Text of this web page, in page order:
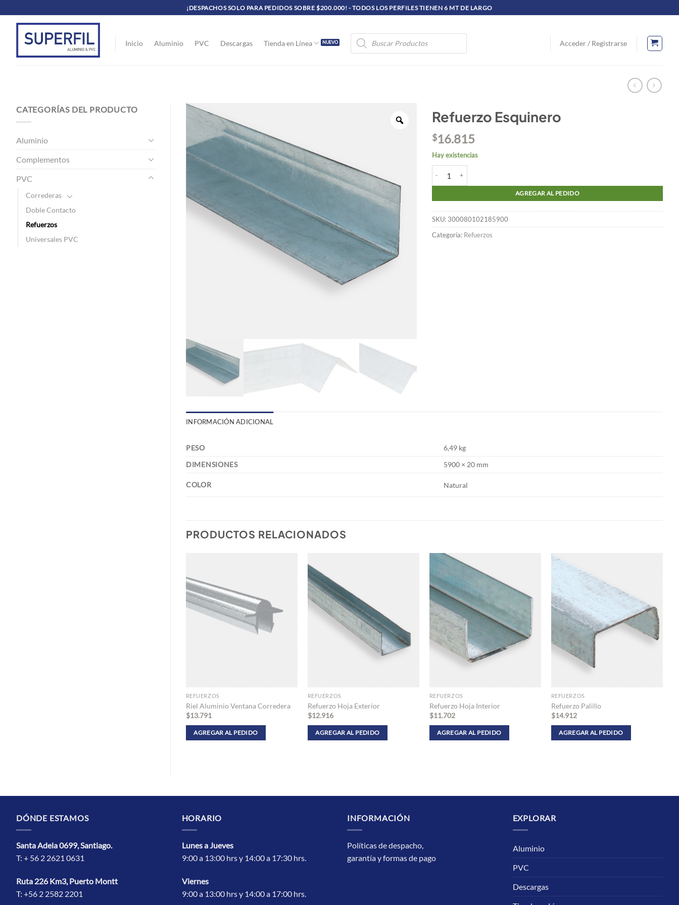
al
contenido
¡DESPACHOS SOLO PARA PEDIDOS SOBRE $200.000! - TODOS LOS PERFILES TIENEN 6 MT DE LARGO
Inicio Aluminio PVC Descargas Tienda en Línea
Búsqueda
de
productos
Acceder / Registrarse
CATEGORÍAS DEL PRODUCTO
Aluminio
Complementos
PVC
Correderas
Doble Contacto
Refuerzos
Universales PVC
Refuerzo Esquinero
$16.815
Hay existencias
AGREGAR AL PEDIDO
SKU: 300080102185900
Categoría: Refuerzos
INFORMACIÓN ADICIONAL
PESO
6,49 kg
DIMENSIONES
5900 × 20 mm
COLOR Natural
PRODUCTOS RELACIONADOS
REFUERZOS
Riel Aluminio Ventana Corredera
$13.791
AGREGAR AL PEDIDO
REFUERZOS
Refuerzo Hoja Exterior
$12.916
AGREGAR AL PEDIDO
REFUERZOS
Refuerzo Hoja Interior
$11.702
AGREGAR AL PEDIDO
REFUERZOS
Refuerzo Palillo
$14.912
AGREGAR AL PEDIDO
DÓNDE ESTAMOS
Santa Adela 0699, Santiago.
T: + 56 2 2621 0631
Ruta 226 Km3, Puerto Montt
T: +56 2 2582 2201
HORARIO
Lunes a Jueves
9:00 a 13:00 hrs y 14:00 a 17:30 hrs.
Viernes
9:00 a 13:00 hrs y 14:00 a 17:00 hrs.
INFORMACIÓN
Políticas de despacho,
garantía y formas de pago
EXPLORAR
Aluminio
PVC
Descargas